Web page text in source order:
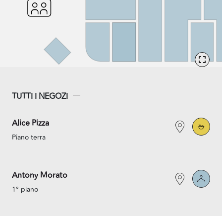
TUTTI I NEGOZI
Alice Pizza
Piano terra
Antony Morato
1° piano